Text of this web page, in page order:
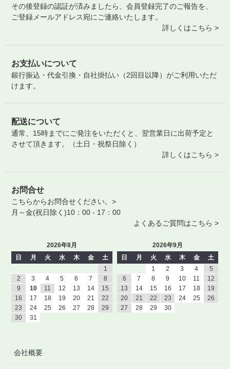
その後登録の認証が済みましたら、会員登録完了のご報告を、
ご登録メールアドレス宛にご連絡いたします。
詳しくはこちら >
お支払いについて
銀行振込・代金引換・自社掛払い（2回目以降）がご利用いただ
けます。
配送について
通常、15時までにご発注をいただくと、翌営業日に出荷予定と
させて頂きます。（土日・祝祭日除く）
詳しくはこちら >
お問合せ
こちらからお問合せください。>
月～金(祝日除く)10：00 - 17：00
よくあるご質問はこちら >
2026年8月
日
月 火 水 木 金
土
1
2
3 4 5 6 7
8
9
10 11 12 13 14
15
16
17 18 19 20 21
22
23
24 25 26 27 28
29
30
31
2026年9月
日
月 火 水 木 金
土
1
2 3 4
5
6
7 8 9 10 11
12
13
14 15 16 17 18
19
20
21 22 23 24 25
26
27
28 29 30
会社概要